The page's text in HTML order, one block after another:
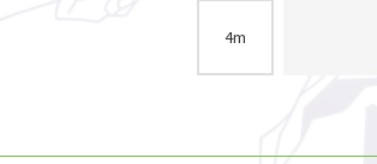
4m